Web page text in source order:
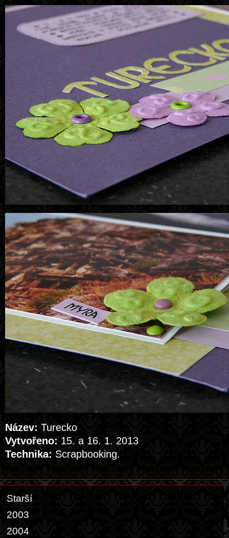
Název: Turecko
Vytvořeno: 15. a 16. 1. 2013
Technika: Scrapbooking.
Starší
2003
2004